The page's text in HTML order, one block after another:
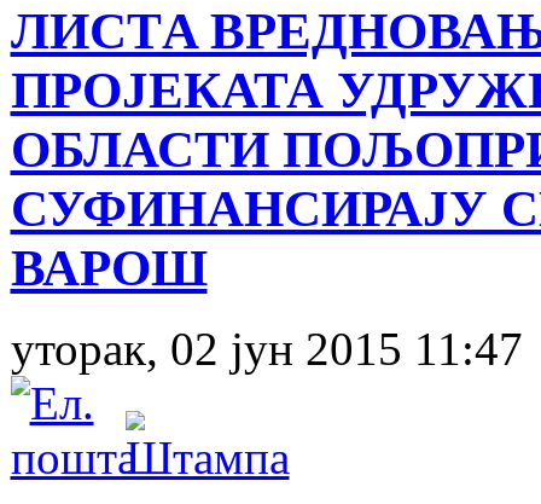
ЛИСТA
ПРОЈЕКАТА
ОБЛАСТИ
СУФИНАНСИРАЈУ
ВАРОШ
уторак, 02 јун 2015 11:47